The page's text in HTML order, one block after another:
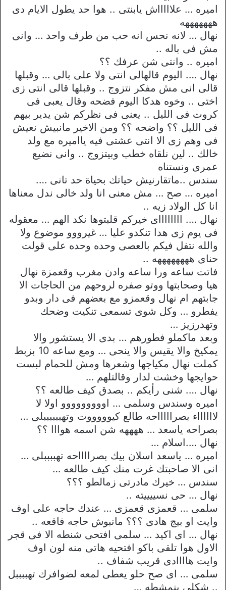
اميره … علاااااش يابنتى .. هوا حد يطول الايام دى
هههههههه
نهال … لانه نحس انه حب من طرف واحد … وانى
مش فى باله ..
اميره .. وانتى شن عرفك ؟؟
نهال …. اليوم قالهالى انتى ولا على بالى … وقبلها
قالى انى مش مفكر نتزوج .. وقبلها قالى انتى زى
اختى .. وخوه هدكا اليوم فضحه وقال يعبى فى
كروت فى الليل .. يعنى فى نظركم شن يدير بيهم
فى الليل ؟؟ واضحه ؟؟ ومن الاخير مانبيش نعيش
فى وهم زى الا انتى عشتى فيه يااميره مع ولد
خالك .. لين نلقاه خطب وبيتزوج .. وانى نضيع
عمرى ونستناه
سندس ..ماتقارنيش حياتك بحياة حد تانى ….
اميره … صح … مش معنى انا ولد خالى ندل معناها
انا كل الولاد زيه ..
نهال …. ااااااااى خيركم قلبتوها نكد الهم … معقوله
فى يوم زى هدا تنكدو عليا … غيرووو موضوع ولا
والله نتفل فيكم بالعصى وحده وحده على قولت
حناى ههههههههه ..
فاتت ساعه ورا ساعه وادن مغرب وقعمزة نهال
هيا وصحابتها ووتو صفره لروحهم من الحاجات الا
جابتهم ام نهال وقعمزو مع بعضهم فى دار وبدو
يفطرو … وكل شوى تسمعى تنكيت وضحك
وتهدرزيز …
وبعد ماكملو فطورهم … بدى الا يستشور والا
يمكيخ والا يقيس والا ينحى … ومع ساعه 10 بزبط
كملت نهال مكياجها وشعرها ومش للحمام لبست
حوايجها وخشت لدار وقالتلهم …
نهال …. شنى رأيكم .. بصدق كيف طالعه ؟؟
اميره وسندس وسلمى … اووووووووو اولا لا
لااااااء بصراااااحه طالع كيوووووت وتهببببببلى …
بصراحه ياسعد … ههههه شن اسمه هوااا ؟؟
نهال ….اسلام …
اميره … ياسعد اسلان بيك بصرااااحه تهببببلى …
انى الا صاحبتك غرت منك كيف طالعه …
سندس … خيرك مادرتى زمالطو ؟؟؟
نهال … حى نسييييته ..
سلمى … قعمزى قعمزى … عندك حاجه على اوف
وايت او بيج هادى ؟؟؟ مانبوش حاجه فاقعه ..
نهال … اى اكيد … سلمى افتحى شنطه الا فى قجر
الاول هوا تلقى باكو افتحيه هاتى منه لون اوف
وايت هاااادى قريب شفاف ..
سلمى … اى صح حلو يعطى لمعه لضوافرك تهببببل
.. شكلى بنمشطه …